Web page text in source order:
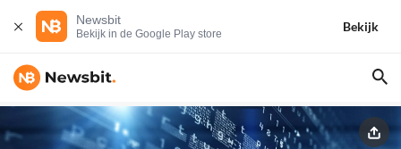
Newsbit
Bekijk in de Google Play store
Bekijk